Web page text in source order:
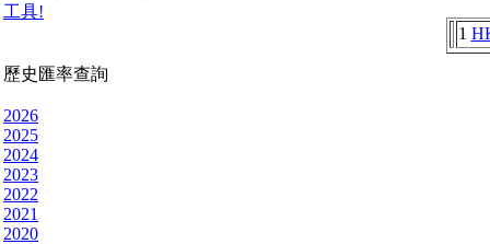
工具!
歷史匯率查詢
2026
2025
2024
2023
2022
2021
2020
1